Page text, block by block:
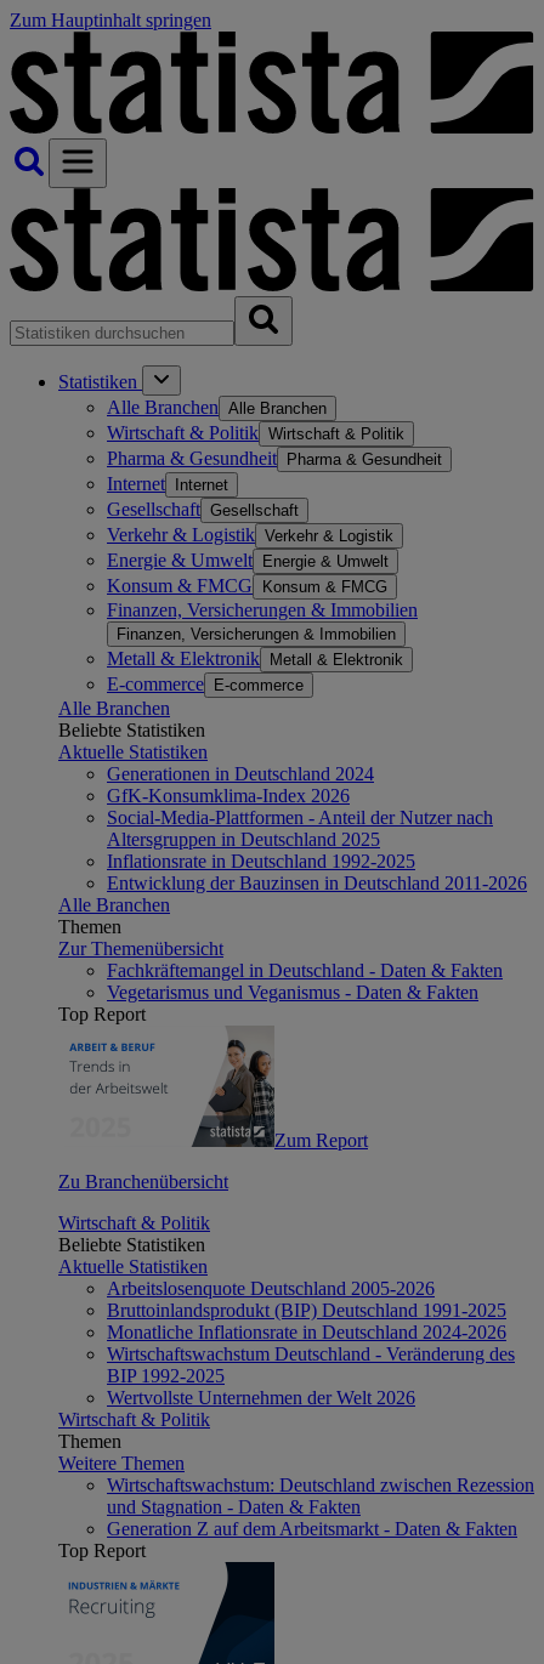
Zum Hauptinhalt springen
Statistiken
Alle Branchen Alle Branchen
Wirtschaft & Politik Wirtschaft & Politik
Pharma & Gesundheit Pharma & Gesundheit
Internet Internet
Gesellschaft Gesellschaft
Verkehr & Logistik Verkehr & Logistik
Energie & Umwelt Energie & Umwelt
Konsum & FMCG Konsum & FMCG
Finanzen, Versicherungen & Immobilien
Finanzen, Versicherungen & Immobilien
Metall & Elektronik Metall & Elektronik
E-commerce E-commerce
Alle Branchen
Beliebte Statistiken
Aktuelle Statistiken
Generationen in Deutschland 2024
GfK-Konsumklima-Index 2026
Social-Media-Plattformen - Anteil der Nutzer nach
Altersgruppen in Deutschland 2025
Inflationsrate in Deutschland 1992-2025
Entwicklung der Bauzinsen in Deutschland 2011-2026
Alle Branchen
Themen
Zur Themenübersicht
Fachkräftemangel in Deutschland - Daten & Fakten
Vegetarismus und Veganismus - Daten & Fakten
Top Report
Zum Report
Zu Branchenübersicht
Wirtschaft & Politik
Beliebte Statistiken
Aktuelle Statistiken
Arbeitslosenquote Deutschland 2005-2026
Bruttoinlandsprodukt (BIP) Deutschland 1991-2025
Monatliche Inflationsrate in Deutschland 2024-2026
Wirtschaftswachstum Deutschland - Veränderung des
BIP 1992-2025
Wertvollste Unternehmen der Welt 2026
Wirtschaft & Politik
Themen
Weitere Themen
Wirtschaftswachstum: Deutschland zwischen Rezession
und Stagnation - Daten & Fakten
Generation Z auf dem Arbeitsmarkt - Daten & Fakten
Top Report